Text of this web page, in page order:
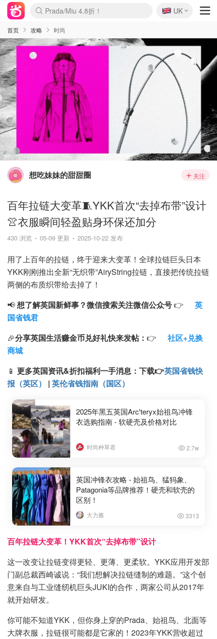
麦卢卡蜂蜜夏促！个位数！
Prada/Miu 4.8折！
啥？必胜客披萨5折！
🇬🇧
UK
首页 攻略 时尚
想吃妹妹的甜甜圈 关注
百年拉链大变革🧵YKK首次“去掉布带”设计
👚衣服瞬间轻盈贴身环保还加分
430 浏览 05-09 更新 2025-10-22 发布
用了上百年的拉链，终于迎来大变革！全球拉链巨头日本
YKK刚刚推出全新“无织带”AiryString拉链，直接把传统拉链
两侧的布质织带给去掉了！
📢想了解英国新鲜事？微信搜索关注微信公众号👉
英
国省钱君
🎉分享英国生活赚金币兑好礼快来发帖： 👉
社区+兑换
商城
📱 更多英国资讯&折扣福利一手消息： 下载👉英国省钱快
报（英区）
| 英伦省钱指南（国区）
2025年黑五英国Arc'teryx始祖鸟冲锋
衣选购指南 - 软硬壳及价格对比
时尚种草君 2.7w
英国冲锋衣攻略 - 始祖鸟、猛犸象、
Patagonia等品牌推荐！硬壳和软壳的
区别！
大力酱 3313
百年拉链大变革！YKK首次“去掉布带”设计
这一改变让拉链变得更轻、更薄、更柔软。YKK应用开发部
门副总裁西崎诚说：“我们想解决拉链缝制的难题。”这个创
意来自与工业缝纫机巨头JUKI的合作，两家公司从2017年
就开始研发。
你可能不知道YKK，但你身上穿的Prada、始祖鸟、北面等
大牌衣服，拉链很可能都是它家的！2023年YKK营收超过